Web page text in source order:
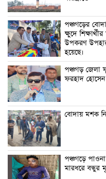
পঞ্চগড়ের
ক্ষুদে
উপকরণ
হয়েছে।
পঞ্চগড় জেলা
ফরহাদ
বোদায় মশক
পঞ্চগড়ে
মারধরে বন্ধুর